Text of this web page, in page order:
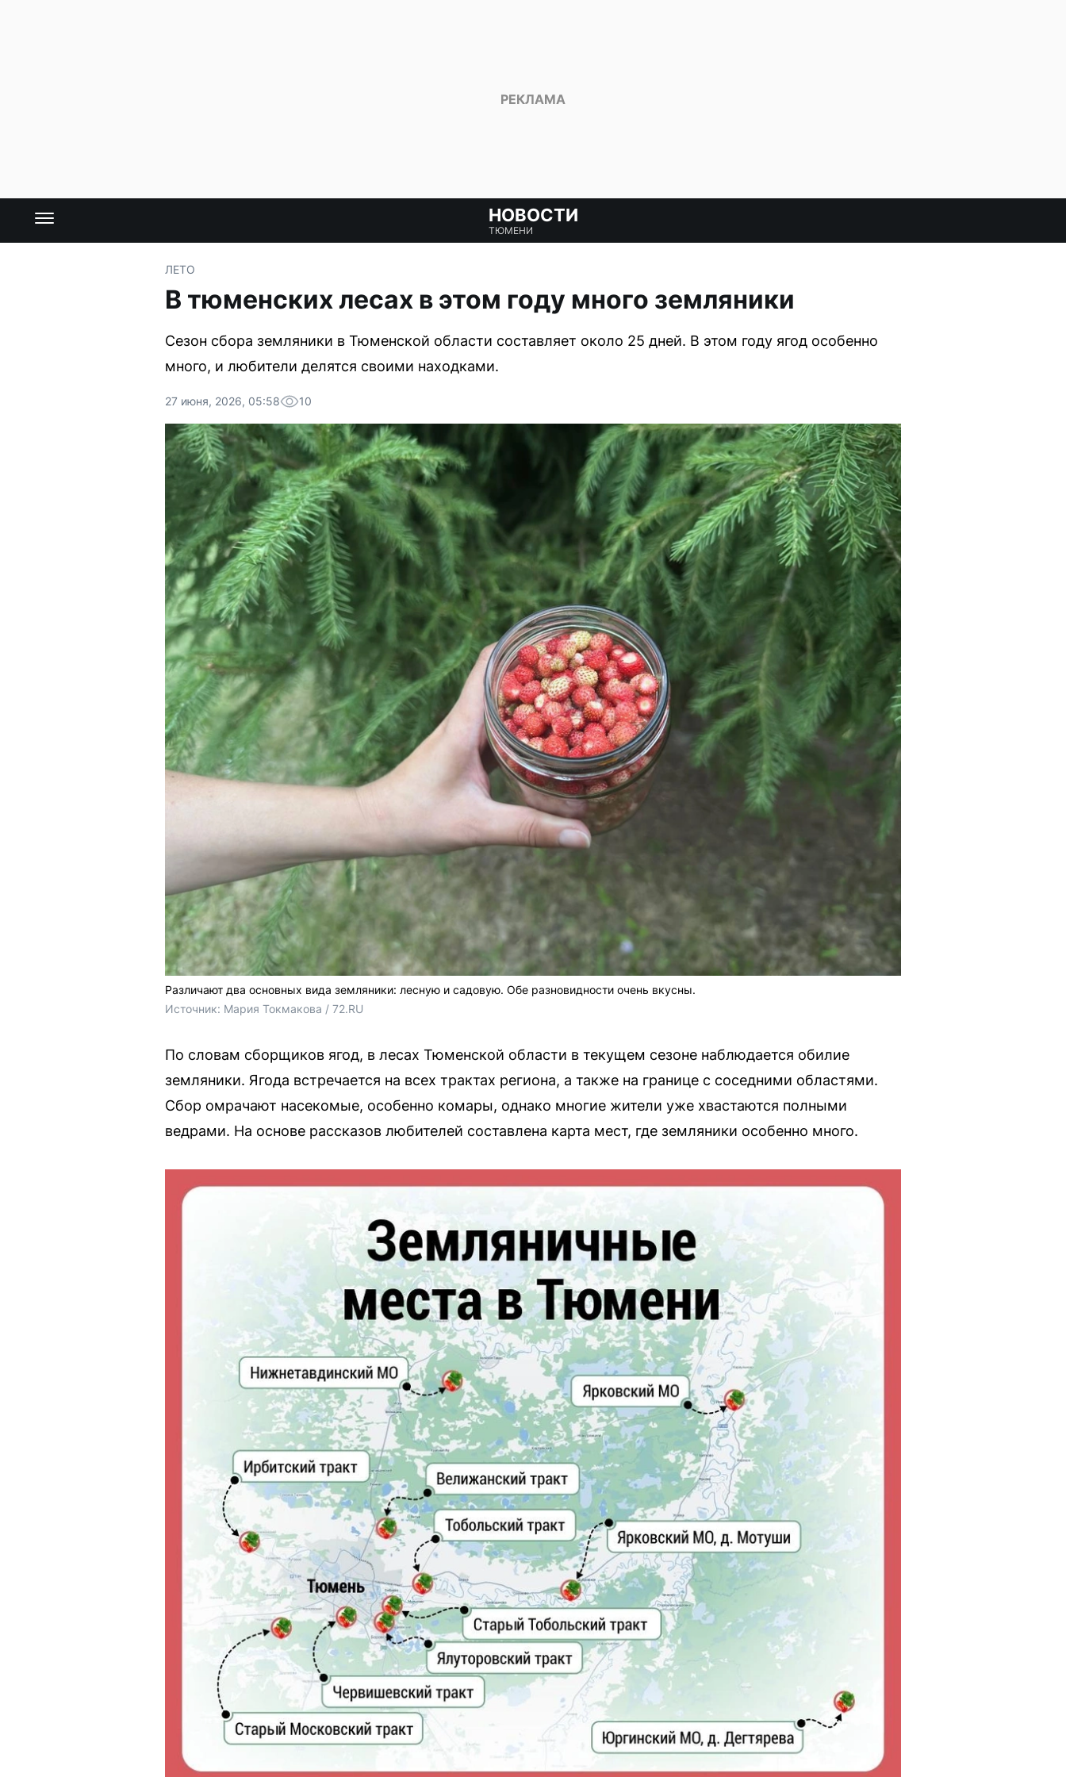
НОВОСТИ
ТЮМЕНИ
ЛЕТО
В тюменских лесах в этом году много земляники
Сезон сбора земляники в Тюменской области составляет около 25 дней. В этом году ягод особенно
много, и любители делятся своими находками.
27 июня, 2026, 05:58 10
Различают два основных вида земляники: лесную и садовую. Обе разновидности очень вкусны.
Источник: Мария Токмакова / 72.RU
По словам сборщиков ягод, в лесах Тюменской области в текущем сезоне наблюдается обилие
земляники. Ягода встречается на всех трактах региона, а также на границе с соседними областями.
Сбор омрачают насекомые, особенно комары, однако многие жители уже хвастаются полными
ведрами. На основе рассказов любителей составлена карта мест, где земляники особенно много.